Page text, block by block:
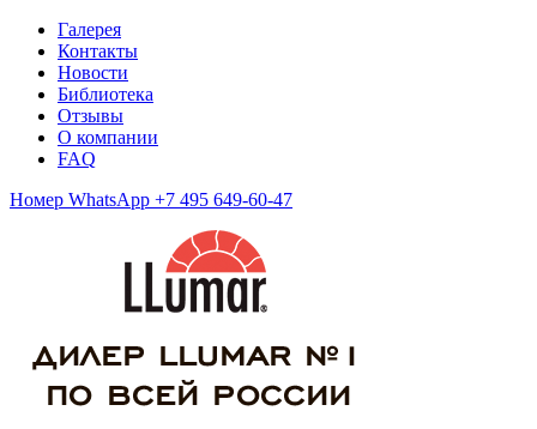
Галерея
Контакты
Новости
Библиотека
Отзывы
О компании
FAQ
Номер WhatsApp +7 495 649-60-47